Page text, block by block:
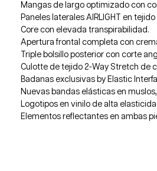
Mangas de largo optimizado con
Paneles laterales AIRLIGHT en
Core con elevada transpirabilidad.
Apertura frontal completa con
Triple bolsillo posterior con corte
Culotte de tejido 2-Way Stretch de
Badanas exclusivas by Elastic
Nuevas bandas elásticas en
Logotipos en vinilo de alta
Elementos reflectantes en ambas